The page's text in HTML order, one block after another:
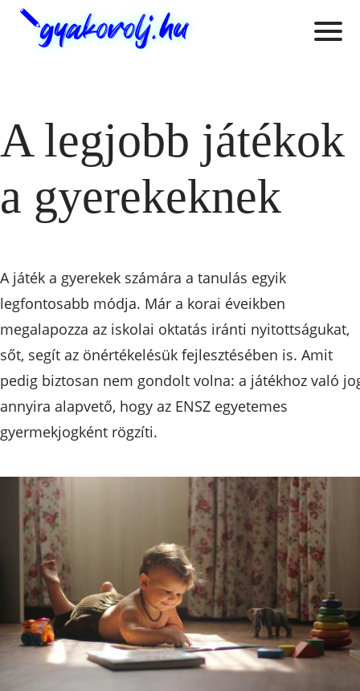
A legjobb játékok
a gyerekeknek
A játék a gyerekek számára a tanulás egyik
legfontosabb módja. Már a korai éveikben
megalapozza az iskolai oktatás iránti nyitottságukat,
sőt, segít az önértékelésük fejlesztésében is. Amit
pedig biztosan nem gondolt volna: a játékhoz való
annyira alapvető, hogy az ENSZ egyetemes
gyermekjogként rögzíti.